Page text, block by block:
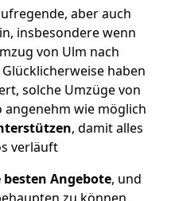
aber auch
insbesondere wenn
von Ulm nach
haben
solche Umzüge von
angenehm wie möglich
, damit alles
verläuft
Angebote, und